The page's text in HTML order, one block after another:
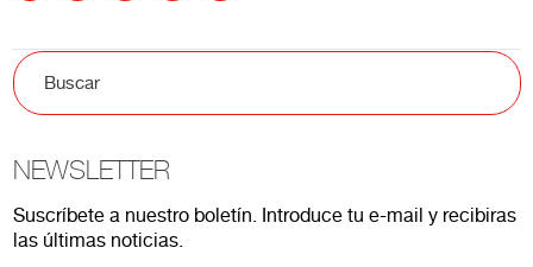
NEWSLETTER
Suscríbete a nuestro boletín. Introduce tu e-mail y recibiras
las últimas noticias.